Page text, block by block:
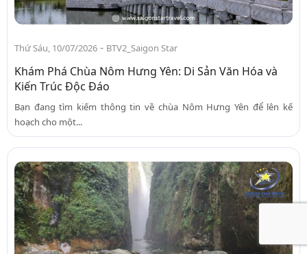
Thứ Sáu, 10/07/2026 - BTV2_Saigon Star
Khám Phá Chùa Nôm Hưng Yên: Di Sản Văn Hóa và
Kiến Trúc Độc Đáo
Bạn đang tìm kiếm thông tin về chùa Nôm Hưng Yên để lên kế
hoạch cho một...